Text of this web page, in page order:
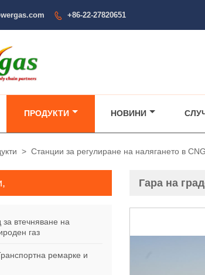
 +86-22-27820651
ПРОДУКТИ НОВИНИ
> Станции за регулиране на налягането в
Гара на
втечняване на
газ
ремарке и